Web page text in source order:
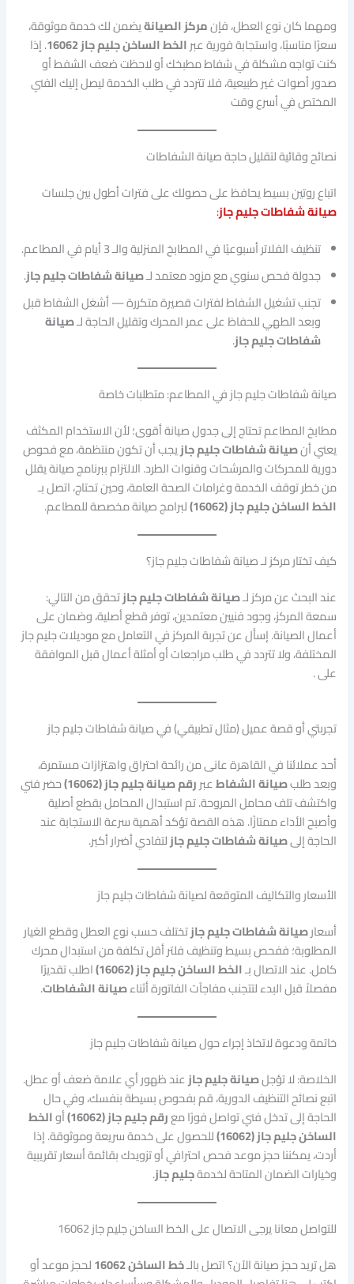
ومهما كان نوع العطل، فإنمركز الصيانةيضمن لك خدمة موثوقة،
سعرًا مناسبًا، واستجابة فورية عبرالخط الساخن جليم جاز 16062
. إذا
كنت تواجه مشكلة في شفاط مطبخك أو لاحظت ضعف الشفط أو
صدور أصوات غير طبيعية، فلا تتردد في طلب الخدمة ليصل إليك الفني
المختص في أسرع وقت
نصائح وقائية لتقليل حاجة صيانة الشفاطات
اتباع روتين بسيط يحافظ على حصولك على فترات أطول بين جلسات
صيانة شفاطات جليم جاز:
تنظيف الفلاتر أسبوعيًا في المطابخ المنزلية والـ 3 أيام في المطاعم.
جدولة فحص سنوي مع مزود معتمد لـصيانة شفاطات جليم جاز.
تجنب تشغيل الشفاط لفترات قصيرة متكررة — أشغل الشفاط قبل
وبعد الطهي للحفاظ على عمر المحرك وتقليل الحاجة لـصيانة
شفاطات جليم جاز.
صيانة شفاطات جليم جاز في المطاعم: متطلبات خاصة
مطابخ المطاعم تحتاج إلى جدول صيانة أقوى؛ لأن الاستخدام المكثف
يعني أنصيانة شفاطات جليم جازيجب أن تكون منتظمة، مع فحوص
دورية للمحركات والمرشحات وقنوات الطرد. الالتزام ببرنامج صيانة يقلل
من خطر توقف الخدمة وغرامات الصحة العامة، وحين تحتاج، اتصل بـ
الخط الساخن جليم جاز (16062)
لبرامج صيانة مخصصة للمطاعم.
كيف تختار مركز لـ صيانة شفاطات جليم جاز؟
عند البحث عن مركز لـصيانة شفاطات جليم جازتحقق من التالي:
سمعة المركز، وجود فنيين معتمدين، توفر قطع أصلية، وضمان على
أعمال الصيانة. إسأل عن تجربة المركز في التعامل مع موديلات جليم جاز
المختلفة، ولا تتردد في طلب مراجعات أو أمثلة أعمال قبل الموافقة
على .
تجربتي أو قصة عميل (مثال تطبيقي) في صيانة شفاطات جليم جاز
أحد عملائنا في القاهرة عانى من رائحة احتراق واهتزازات مستمرة،
وبعد طلبصيانة الشفاطعبررقم صيانة جليم جاز (16062)
حضر فني
واكتشف تلف محامل المروحة. تم استبدال المحامل بقطع أصلية
وأصبح الأداء ممتازًا. هذه القصة تؤكد أهمية سرعة الاستجابة عند
الحاجة إلىصيانة شفاطات جليم جازلتفادي أضرار أكبر.
الأسعار والتكاليف المتوقعة لصيانة شفاطات جليم جاز
أسعارصيانة شفاطات جليم جازتختلف حسب نوع العطل وقطع الغيار
المطلوبة؛ ففحص بسيط وتنظيف فلتر أقل تكلفة من استبدال محرك
كامل. عند الاتصال بـالخط الساخن جليم جاز (16062)
اطلب تقديرًا
مفصلاً قبل البدء لتتجنب مفاجآت الفاتورة أثناءصيانة الشفاطات.
خاتمة ودعوة لاتخاذ إجراء حول صيانة شفاطات جليم جاز
الخلاصة: لا تؤجلصيانة جليم جازعند ظهور أي علامة ضعف أو عطل.
اتبع نصائح التنظيف الدورية، قم بفحوص بسيطة بنفسك، وفي حال
الحاجة إلى تدخل فني تواصل فورًا معرقم جليم جاز (16062) أوالخط
الساخن جليم جاز (16062)
للحصول على خدمة سريعة وموثوقة. إذا
أردت، يمكننا حجز موعد فحص احترافي أو تزويدك بقائمة أسعار تقريبية
وخيارات الضمان المتاحة لخدمةجليم جاز.
للتواصل معانا يرجى الاتصال على الخط الساخن جليم جاز 16062
هل تريد حجز صيانة الآن؟ اتصل بالـخط الساخن 16062
لحجز موعد أو